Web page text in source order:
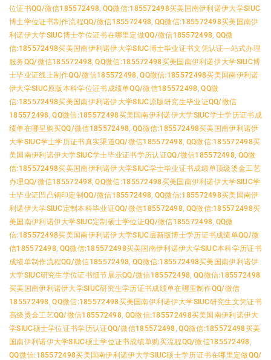
位证书QQ/微信185572498, QQ微信:185572498买美国南伊利诺伊大学SIUC
博士学位证书制作流程QQ/微信185572498, QQ微信:185572498买美国南伊
利诺伊大学SIUC博士学位证书在哪里定做QQ/微信185572498, QQ微
信:185572498买美国南伊利诺伊大学SIUC博士毕业证书文凭认证一站式办理
服务QQ/微信185572498,QQ微信:185572498买美国南伊利诺伊大学SIUC博
士毕业证线上制作QQ/微信185572498,QQ微信:185572498买美国南伊利诺
伊大学SIUC原版本科学位证书成绩单QQ/微信185572498,QQ微
信:185572498买美国南伊利诺伊大学SIUC原版研究生毕业证QQ/微信
185572498,QQ微信:185572498买美国南伊利诺伊大学SIUC学士学历证书成
绩单在哪里购买QQ/微信185572498, QQ微信:185572498买美国南伊利诺伊
大学SIUC学士学历证书真实渠道QQ/微信185572498, QQ微信:185572498买
美国南伊利诺伊大学SIUC学士毕业证书学历认证QQ/微信185572498, QQ微
信:185572498买美国南伊利诺伊大学SIUC学士毕业证书成绩单顶级烫金工艺
办理QQ/微信185572498,QQ微信:185572498买美国南伊利诺伊大学SIUC学
士毕业证凹凸钢印定制QQ/微信185572498, QQ微信:185572498买美国南伊
利诺伊大学SIUC定制本科毕业证QQ/微信185572498, QQ微信:185572498买
美国南伊利诺伊大学SIUC定制硕士学位证QQ/微信185572498, QQ微
信:185572498买美国南伊利诺伊大学SIUC最新版博士学历证书成绩单QQ/微
信185572498, QQ微信:185572498买美国南伊利诺伊大学SIUC本科学历证书
成绩单制作流程QQ/微信185572498, QQ微信:185572498买美国南伊利诺伊
大学SIUC研究生学位证书细节展示QQ/微信185572498, QQ微信:185572498
买美国南伊利诺伊大学SIUC研究生学历证书成绩单在哪里制作QQ/微信
185572498,QQ微信:185572498买美国南伊利诺伊大学SIUC研究生文凭证书
高级烫金工艺QQ/微信185572498, QQ微信:185572498买美国南伊利诺伊大
学SIUC硕士学位证书学历认证QQ/微信185572498,QQ微信:185572498买美
国南伊利诺伊大学SIUC硕士学位证书成绩单购买流程QQ/微信185572498,
QQ微信:185572498买美国南伊利诺伊大学SIUC硕士学历证书在哪里定做QQ/